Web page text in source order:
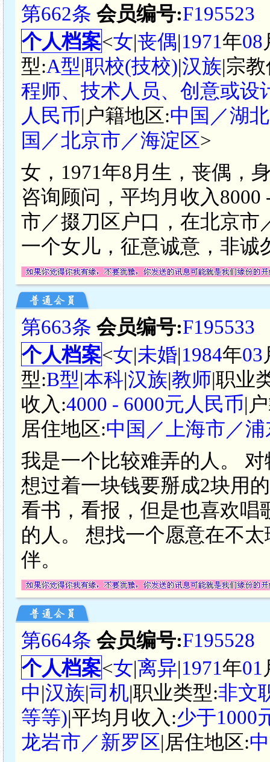
第662条 会员编号:F195523
个人档案<女|丧偶|1971年08
型:A型|职校(技校)|汉族|宗
程师、技术人员、创意或设
人民币|户籍地区:中国／湖
国／北京市／海淀区>
女，1971年8月生，丧偶，
咨询顾问，平均月收入
市／掇刀区户口，在北京市
一个女儿，征意诚意，非诚
第663条 会员编号:F195533
个人档案<女|未婚|1984年03
型:B型|本科|汉族|教师|职业
收入:4000 - 6000元人民币|
居住地区:中国／上海市／
我是一个比较难弄的人。
想过着一块钱要掰成2块用
看书，看报，但是也喜欢唱
的人。 想找一个愿意在不
伴。
第664条 会员编号:F195528
个人档案<女|离异|1971年01
中|汉族|司机|职业类型:非文
等等)|平均月收入:少于1000
龙岩市／新罗区|居住地区: